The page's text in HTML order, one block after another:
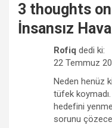
3 thoughts on
İnsansız
Rofiq dedi ki:
22 Temmuz
Neden henüz
tüfek
hedefini
sorunu